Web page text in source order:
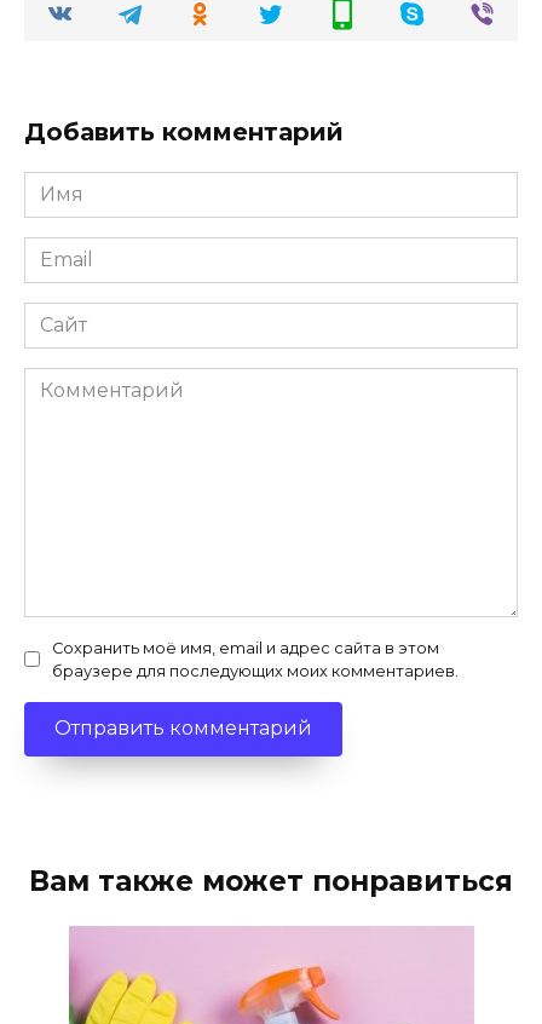
Добавить комментарий
Имя
Email
Сайт
Комментарий
Сохранить моё имя, email и адрес сайта в этом
браузере для последующих моих комментариев.
Вам также может понравиться